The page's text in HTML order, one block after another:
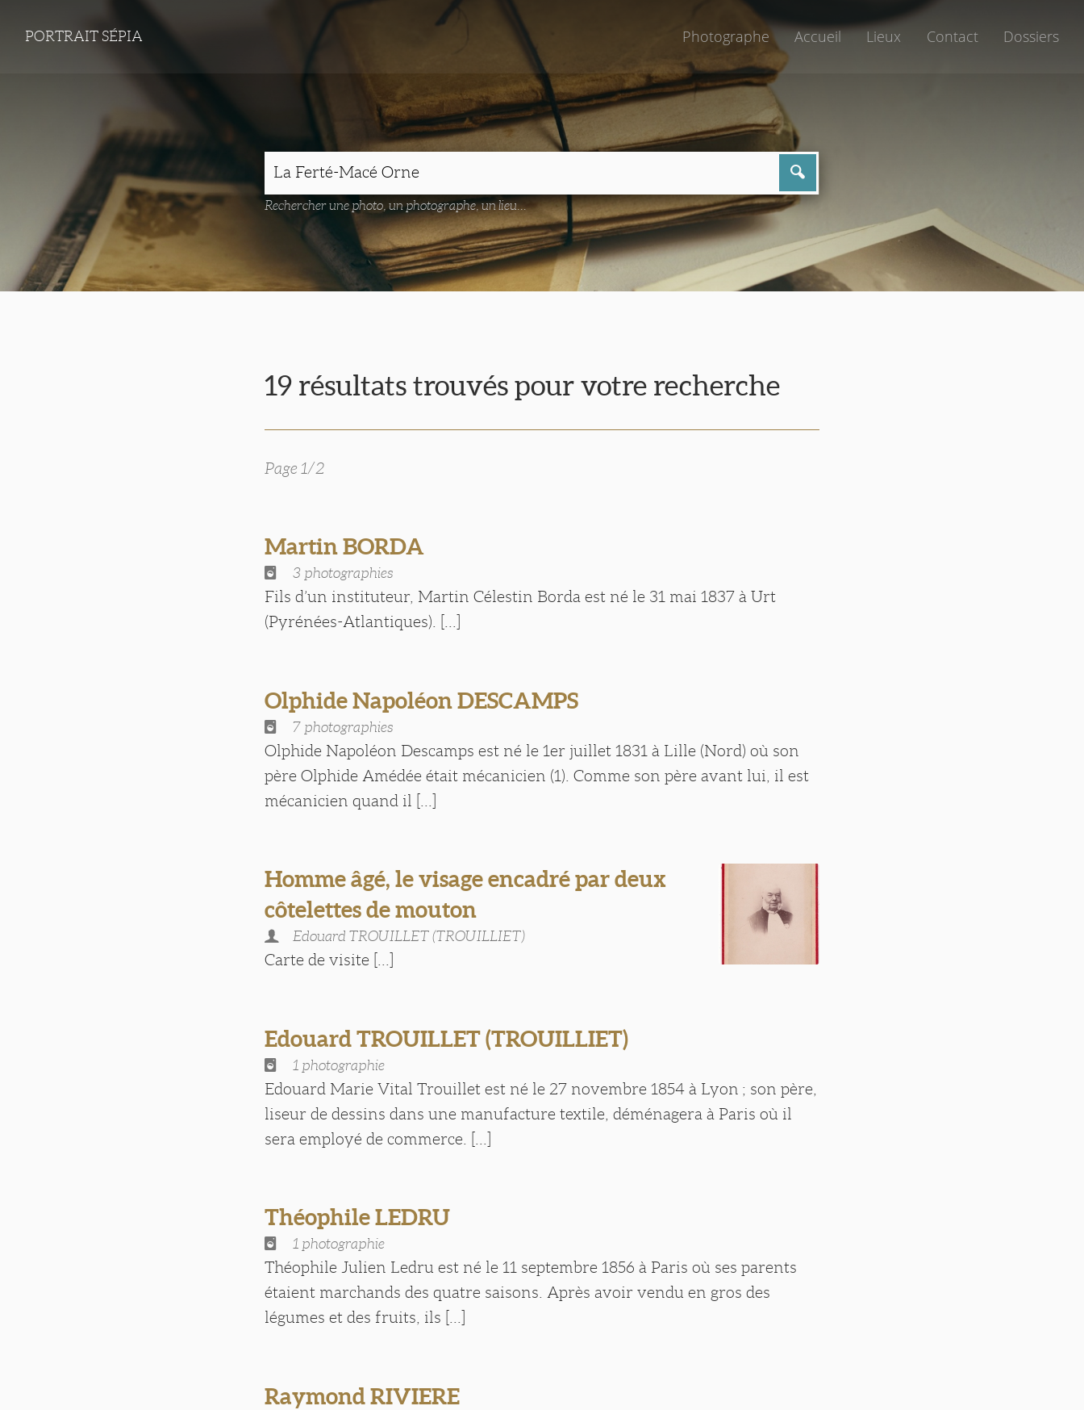
PORTRAIT SÉPIA Photographe Accueil Lieux Contact Dossiers
Rechercher une photo, un photographe, un lieu...
19 résultats trouvés pour votre recherche
Page 1/2
Martin BORDA
3 photographies
Fils d’un instituteur, Martin Célestin Borda est né le 31 mai 1837 à Urt
(Pyrénées-Atlantiques). [...]
Olphide Napoléon DESCAMPS
7 photographies
Olphide Napoléon Descamps est né le 1er juillet 1831 à Lille (Nord) où son
père Olphide Amédée était mécanicien (1). Comme son père avant lui, il est
mécanicien quand il [...]
Homme âgé, le visage encadré par deux
côtelettes de mouton
Edouard TROUILLET (TROUILLIET)
Carte de visite [...]
Edouard TROUILLET (TROUILLIET)
1 photographie
Edouard Marie Vital Trouillet est né le 27 novembre 1854 à Lyon ; son père,
liseur de dessins dans une manufacture textile, déménagera à Paris où il
sera employé de commerce. [...]
Théophile LEDRU
1 photographie
Théophile Julien Ledru est né le 11 septembre 1856 à Paris où ses parents
étaient marchands des quatre saisons. Après avoir vendu en gros des
légumes et des fruits, ils [...]
Raymond RIVIERE